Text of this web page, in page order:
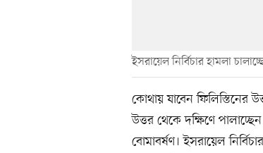
ইসরায়েল নির্বিচার হামলা
কোথায় যাবেন ফিলিস্তিনের
উত্তর থেকে দক্ষিণে
বোমাবর্ষণ। ইসরায়েল